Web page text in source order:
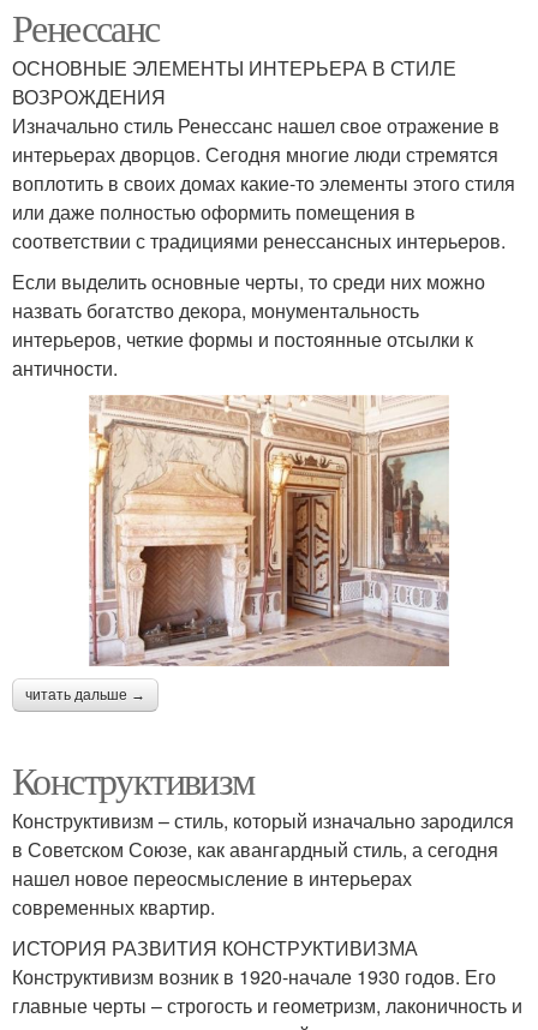
Ренессанс
ОСНОВНЫЕ ЭЛЕМЕНТЫ ИНТЕРЬЕРА В СТИЛЕ
ВОЗРОЖДЕНИЯ
Изначально стиль Ренессанс нашел свое отражение в
интерьерах дворцов. Сегодня многие люди стремятся
воплотить в своих домах какие-то элементы этого стиля
или даже полностью оформить помещения в
соответствии с традициями ренессансных интерьеров.
Если выделить основные черты, то среди них можно
назвать богатство декора, монументальность
интерьеров, четкие формы и постоянные отсылки к
античности.
читать дальше →
Конструктивизм
Конструктивизм – стиль, который изначально зародился
в Советском Союзе, как авангардный стиль, а сегодня
нашел новое переосмысление в интерьерах
современных квартир.
ИСТОРИЯ РАЗВИТИЯ КОНСТРУКТИВИЗМА
Конструктивизм возник в 1920-начале 1930 годов. Его
главные черты – строгость и геометризм, лаконичность и